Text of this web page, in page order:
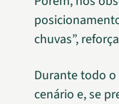
chuvas”,
Durante todo
cenário e, se